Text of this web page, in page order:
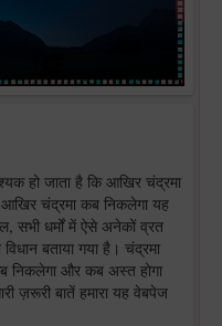
हो जाता है कि आखिर चंद्रमा
चंद्रमा कब निकलेगा यह
सभी धर्मों में ऐसे अनेकों व्रत
बताया गया है। चंद्रमा
निकलेगा और कब अस्त होगा
ज़रूरी बातें हमारा यह वेबपेज